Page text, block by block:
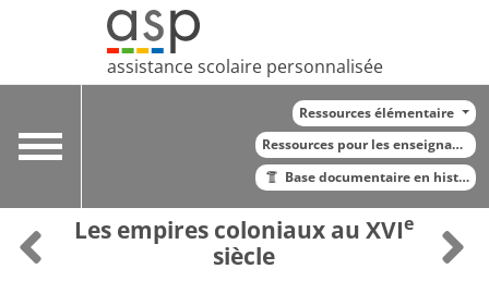
assistance scolaire personnalisée
Toggle
Ressources élémentaire
Ressources pour les enseignants
Base documentaire en histoire
Les empires coloniaux au XVIe
siècle